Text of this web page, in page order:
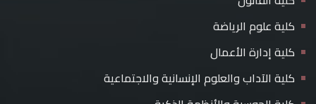
كلية علوم الرياضة
كلية إدارة الأعمال
كلية الآداب والعلوم الإنسانية والاجتماعية